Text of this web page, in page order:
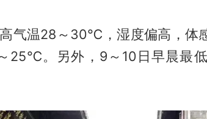
气温28～30℃，湿度偏高，体
25℃。另外，9～10日早晨最